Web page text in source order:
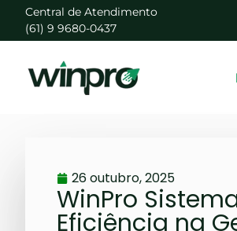
Central de Atendimento
(61) 9 9680-0437
26 outubro, 2025
WinPro
Eficiência na